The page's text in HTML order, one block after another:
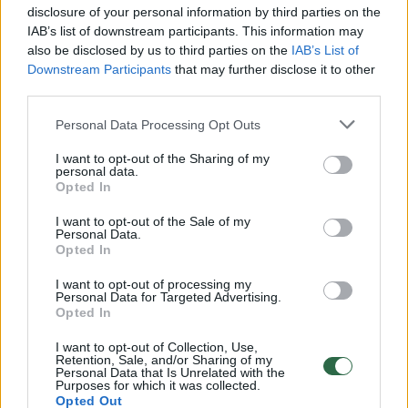
disclosure of your personal information by third parties on the
IAB’s list of downstream participants. This information may
also be disclosed by us to third parties on the IAB’s List of
Downstream Participants that may further disclose it to other
Personal Data Processing Opt Outs
I want to opt-out of the Sharing of my
personal data.
Opted In
I want to opt-out of the Sale of my
Personal Data.
Opted In
I want to opt-out of processing my
Personal Data for Targeted Advertising.
Opted In
I want to opt-out of Collection, Use,
Retention, Sale, and/or Sharing of my
Personal Data that Is Unrelated with the
Purposes for which it was collected.
Opted Out
00:00:30
Vaizdai iš tragiškos avarijos Vilniaus r.: dviejų moterų ir
vaiko gyvybių išgelbėti nepavyko
00:00:57
Savaitės vidurys nusimato karštas: temperatūra kils iki
32 laipsnių šilumos
Žinios Orai
Nufilmavo, kaip patvino Vilniaus Vakarinis aplinkkelis:
vaizdas pribloškia
V. Zalužno pasisakymą laiko bandymu įsitvirtinti